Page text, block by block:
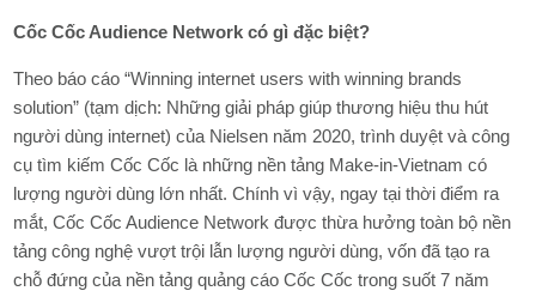
Cốc Cốc Audience Network có gì đặc biệt?
Theo báo cáo “Winning internet users with winning brands
solution” (tạm dịch: Những giải pháp giúp thương hiệu thu hút
người dùng internet) của Nielsen năm 2020, trình duyệt và công
cụ tìm kiếm Cốc Cốc là những nền tảng Make-in-Vietnam có
lượng người dùng lớn nhất. Chính vì vậy, ngay tại thời điểm ra
mắt, Cốc Cốc Audience Network được thừa hưởng toàn bộ nền
tảng công nghệ vượt trội lẫn lượng người dùng, vốn đã tạo ra
chỗ đứng của nền tảng quảng cáo Cốc Cốc trong suốt 7 năm